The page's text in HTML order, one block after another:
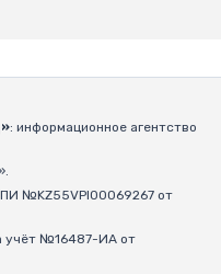
: информационное агентство
№KZ55VPI00069267 от
учёт №16487-ИА от